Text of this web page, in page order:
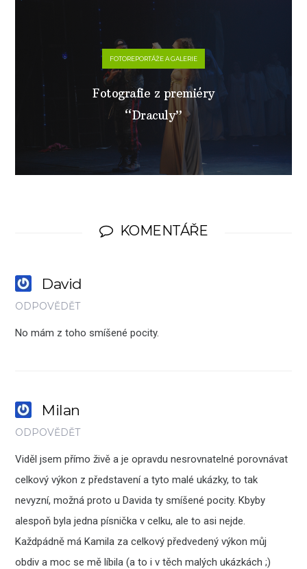
FOTOREPORTÁŽE A GALERIE
Fotografie z premiéry
“Draculy”
KOMENTÁŘE
David
ODPOVĚDĚT
No mám z toho smíšené pocity.
Milan
ODPOVĚDĚT
Viděl jsem přímo živě a je opravdu nesrovnatelné porovnávat
celkový výkon z představení a tyto malé ukázky, to tak
nevyzní, možná proto u Davida ty smíšené pocity. Kbyby
alespoň byla jedna písnička v celku, ale to asi nejde.
Každpádně má Kamila za celkový předvedený výkon můj
obdiv a moc se mě líbila (a to i v těch malých ukázkách ;)